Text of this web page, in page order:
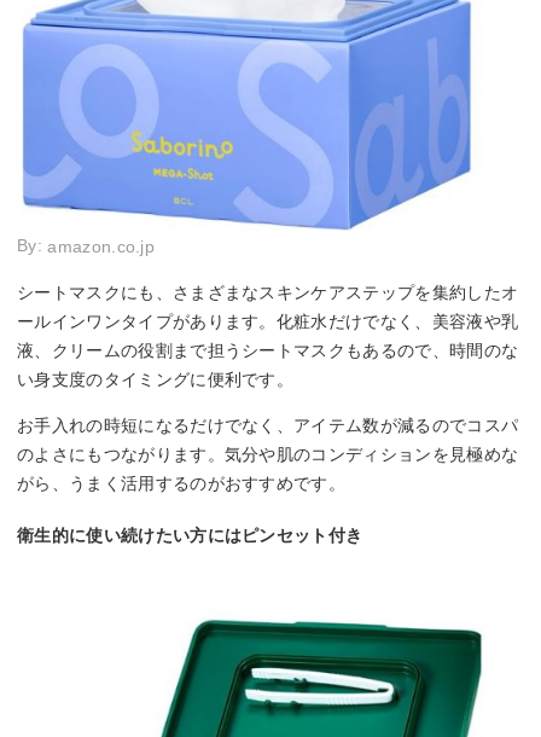
By:amazon.co.jp
シートマスクにも、さまざまなスキンケアステップを集約したオ
ールインワンタイプがあります。化粧水だけでなく、美容液や乳
液、クリームの役割まで担うシートマスクもあるので、時間のな
い身支度のタイミングに便利です。
お手入れの時短になるだけでなく、アイテム数が減るのでコスパ
のよさにもつながります。気分や肌のコンディションを見極めな
がら、うまく活用するのがおすすめです。
衛生的に使い続けたい方にはピンセット付き